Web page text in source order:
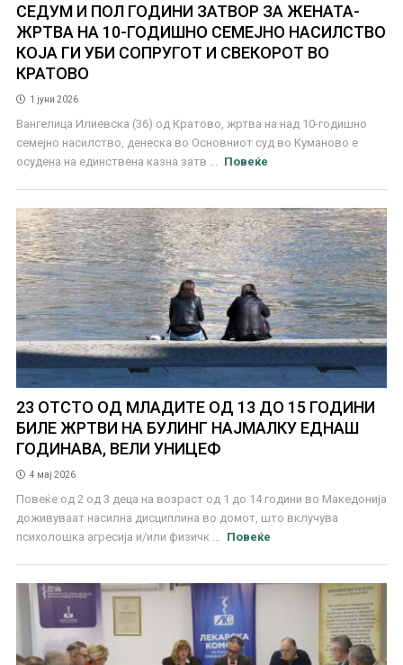
СЕДУМ И ПОЛ ГОДИНИ ЗАТВОР ЗА ЖЕНАТА-
ЖРТВА НА 10-ГОДИШНО СЕМЕЈНО НАСИЛСТВО
КОЈА ГИ УБИ СОПРУГОТ И СВЕКОРОТ ВО
КРАТОВО
1 јуни 2026
Вангелица Илиевска (36) од Кратово, жртва на над 10-годишно
семејно насилство, денеска во Основниот суд во Куманово е
осудена на единствена казна затв ...
Повеќе
23 ОТСТО ОД МЛАДИТЕ ОД 13 ДО 15 ГОДИНИ
БИЛЕ ЖРТВИ НА БУЛИНГ НАЈМАЛКУ ЕДНАШ
ГОДИНАВА, ВЕЛИ УНИЦЕФ
4 мај 2026
Повеќе од 2 од 3 деца на возраст од 1 до 14 години во Македонија
доживуваат насилна дисциплина во домот, што вклучува
психолошка агресија и/или физичк ...
Повеќе